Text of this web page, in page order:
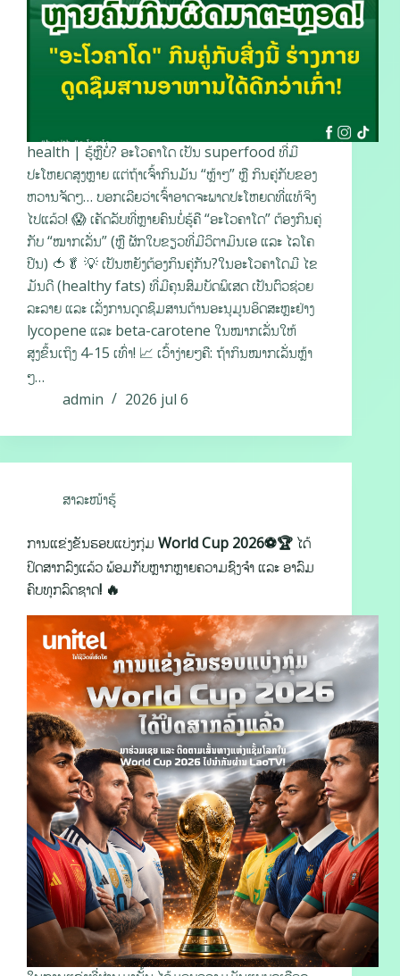
health | ຮູ້ຫຼືບໍ່? ອະໂວຄາໂດ ເປັນ superfood ທີ່ມີ
ປະໂຫຍດສູງຫຼາຍ ແຕ່ຖ້າເຈົ້າກິນມັນ “ຫຼ້າໆ” ຫຼື ກິນຄູ່ກັບຂອງ
ຫວານຈັດໆ… ບອກເລີຍວ່າເຈົ້າອາດຈະພາດປະໂຫຍດທີ່ແທ້ຈິງ
ໄປແລ້ວ! 😱 ເຄັດລັບທີ່ຫຼາຍຄົນບໍ່ຮູ້ຄື “ອະໂວຄາໂດ” ຕ້ອງກິນຄູ່
ກັບ “ໝາກເລັ່ນ” (ຫຼື ຜັກໃບຂຽວທີ່ມີວິຕາມິນເອ ແລະ ໄລໂຄ
ປີນ) 🍅🥬 💡 ເປັນຫຍັງຕ້ອງກິນຄູ່ກັນ?ໃນອະໂວຄາໂດມີ ໄຂ
ມັນດີ (healthy fats) ທີ່ມີຄຸນສົມບັດພິເສດ ເປັນຕົວຊ່ວຍ
ລະລາຍ ແລະ ເລັ່ງການດູດຊຶມສານຕ້ານອະນຸມູນອິດສະຫຼະຢ່າງ
lycopene ແລະ beta-carotene ໃນໝາກເລັ່ນໃຫ້
ສູງຂຶ້ນເຖິງ 4-15 ເທົ່າ! 📈 ເວົ້າງ່າຍໆຄື: ຖ້າກິນໝາກເລັ່ນຫຼ້າ
ໆ…
admin
2026 jul 6
ສາລະໜ້າຮູ້
ການແຂ່ງຂັນຮອບແບ່ງກຸ່ມ World Cup 2026⚽🏆 ໄດ້
ປິດສາກລົງແລ້ວ ພ້ອມກັບຫຼາກຫຼາຍຄວາມຊົງຈຳ ແລະ ອາລົມ
ຄົບທຸກລົດຊາດ! 🔥